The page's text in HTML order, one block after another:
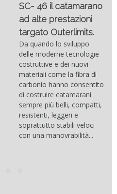
SC- 46 il catamarano
ad alte prestazioni
targato Outerlimits.
Da quando lo sviluppo
delle moderne tecnologie
costruttive e dei nuovi
materiali come la fibra di
carbonio hanno consentito
di costruire catamarani
sempre più belli, compatti,
resistenti, leggeri e
soprattutto stabili veloci
con una manovrabilità...